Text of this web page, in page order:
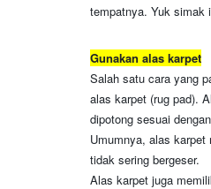
tempatnya. Yuk simak
Gunakan alas karpet
Salah satu cara yang
alas karpet (rug pad).
dipotong sesuai
Umumnya, alas
tidak sering bergeser.
Alas karpet juga